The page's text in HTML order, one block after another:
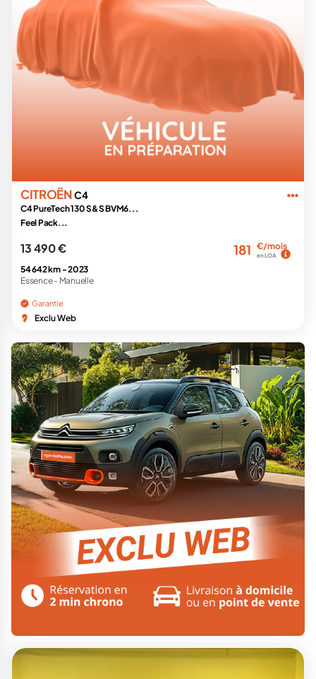
CITROËNC4
C4 PureTech 130 S&S BVM6...
Feel Pack...
13 490 € 181 €/mois
en LOA
54 642 km -2023
Essence - Manuelle
Garantie
Exclu Web